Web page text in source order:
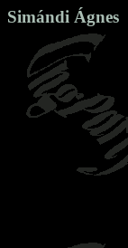
Simándi Ágnes